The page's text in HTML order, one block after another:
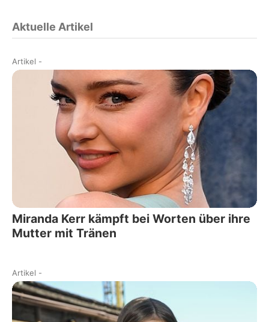
Aktuelle Artikel
Artikel -
Miranda Kerr kämpft bei Worten über ihre
Mutter mit Tränen
Artikel -